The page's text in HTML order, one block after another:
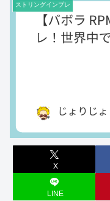
ストリングインプレ
X
LINE